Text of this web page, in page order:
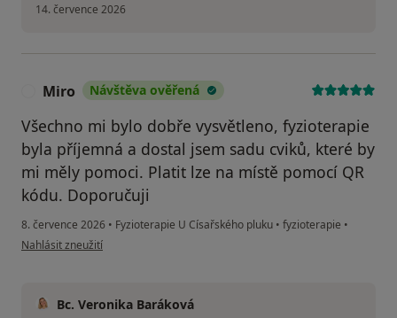
14. července 2026
Miro Návštěva ověřená
Všechno mi bylo dobře vysvětleno, fyzioterapie
byla příjemná a dostal jsem sadu cviků, které by
mi měly pomoci. Platit lze na místě pomocí QR
kódu. Doporučuji
8. července 2026 • Fyzioterapie U Císařského pluku • fyzioterapie •
podle názoru uživatele Miro
Nahlásit zneužití
Bc. Veronika Baráková